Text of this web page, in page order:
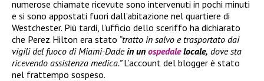
numerose chiamate ricevute sono intervenuti in pochi minuti
e si sono appostati fuori dall’abitazione nel quartiere di
Westchester. Più tardi, l’ufficio dello sceriffo ha dichiarato
che Perez Hilton era stato “tratto in salvo e trasportato dai
vigili del fuoco di Miami-Dadein un ospedalelocale, dove sta
ricevendo assistenza medica.”L’account del blogger è stato
nel frattempo sospeso.